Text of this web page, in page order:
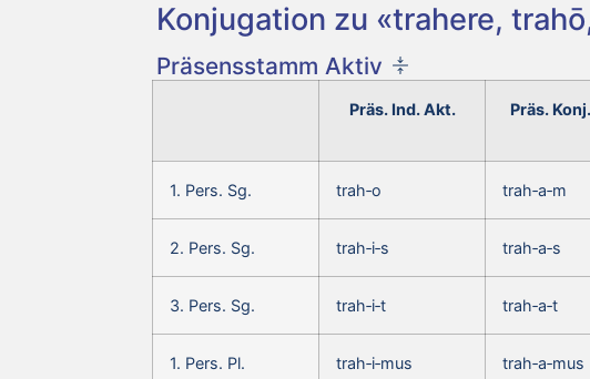
Konjugation zu «trahere,
Präsensstamm Aktiv
Präs. Ind. Akt. Präs.
1. Pers. Sg. trah‑o trah‑a‑m
2. Pers. Sg. trah‑i‑s trah‑a‑s
3. Pers. Sg. trah‑i‑t trah‑a‑t
1. Pers. Pl. trah‑i‑mus trah‑a‑mus